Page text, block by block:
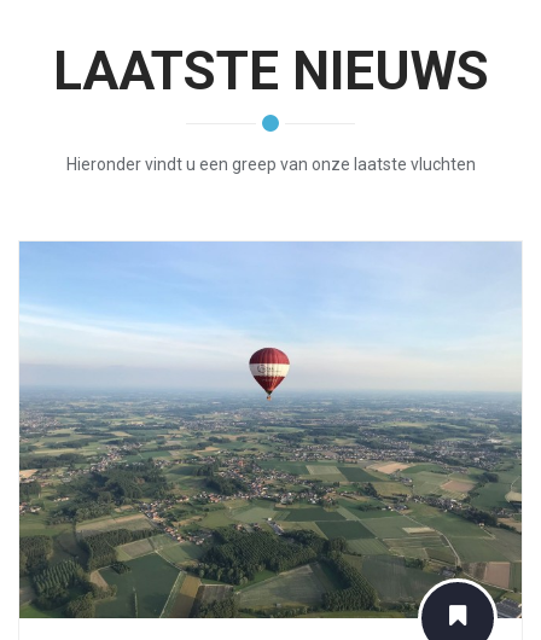
LAATSTE NIEUWS
Hieronder vindt u een greep van onze laatste vluchten